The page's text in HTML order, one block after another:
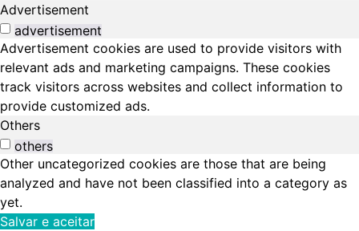
Advertisement
advertisement
Advertisement cookies are used to provide visitors with
relevant ads and marketing campaigns. These cookies
track visitors across websites and collect information to
provide customized ads.
Others
others
Other uncategorized cookies are those that are being
analyzed and have not been classified into a category as
yet.
Salvar e aceitar